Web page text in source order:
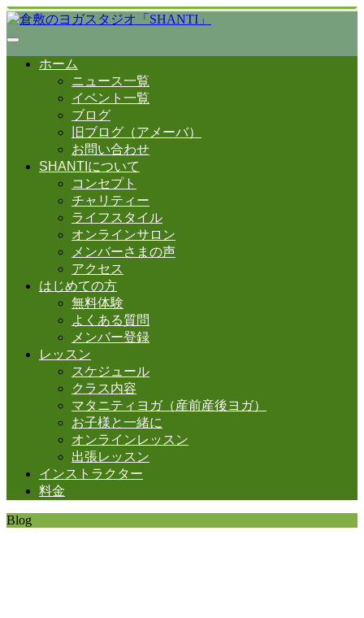
ホーム
ニュース一覧
イベント一覧
ブログ
旧ブログ（アメーバ）
お問い合わせ
SHANTIについて
コンセプト
チャリティー
ライフスタイル
オンラインサロン
メンバーさまの声
アクセス
はじめての方
無料体験
よくある質問
メンバー登録
レッスン
スケジュール
クラス内容
マタニティヨガ（産前産後ヨガ）
お子様と一緒に
オンラインレッスン
出張レッスン
インストラクター
料金
Blog